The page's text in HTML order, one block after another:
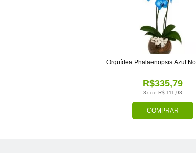
COMPRAR
3x de R$ 111,93
R$335,79
Orquídea Phalaenopsis Azul